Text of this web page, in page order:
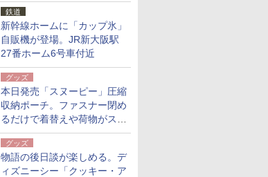
鉄道
新幹線ホームに「カップ氷」
自販機が登場。JR新大阪駅
27番ホーム6号車付近
グッズ
本日発売「スヌーピー」圧縮
収納ポーチ。ファスナー閉め
るだけで着替えや荷物がスリ
ムにまとまる
グッズ
物語の後日談が楽しめる。デ
ィズニーシー「クッキー・ア